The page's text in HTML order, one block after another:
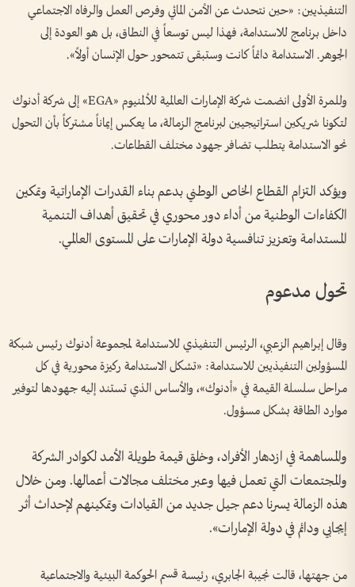
التنفيذيين: «حين نتحدث عن الأمن المائي وفرص العمل والرفاه الاجتماعي
داخل برنامج للاستدامة، فهذا ليس توسعاً في النطاق، بل هو العودة إلى
الجوهر. الاستدامة دائماً كانت وستبقى تتمحور حول الإنسان أولاً».
وللمرة الأولى انضمت شركة الإمارات العالمية للألمنيوم «EGA» إلى شركة أدنوك
لتكونا شريكين استراتيجيين لبرنامج الزمالة، ما يعكس إيماناً مشتركاً بأن التحول
نحو الاستدامة يتطلب تضافر جهود مختلف القطاعات.
ويؤكد التزام القطاع الخاص الوطني بدعم بناء القدرات الإماراتية وتمكين
الكفاءات الوطنية من أداء دور محوري في تحقيق أهداف التنمية
المستدامة وتعزيز تنافسية دولة الإمارات على المستوى العالمي.
تحول مدعوم
وقال إبراهيم الزعبي، الرئيس التنفيذي للاستدامة لمجموعة أدنوك رئيس شبكة
المسؤولين التنفيذيين للاستدامة: «تشكل الاستدامة ركيزة محورية في كل
مراحل سلسلة القيمة في «أدنوك»، والأساس الذي تستند إليه جهودها لتوفير
موارد الطاقة بشكل مسؤول.
والمساهمة في ازدهار الأفراد، وخلق قيمة طويلة الأمد لكوادر الشركة
والمجتمعات التي تعمل فيها وعبر مختلف مجالات أعمالها. ومن خلال
هذه الزمالة يسرنا دعم جيل جديد من القيادات وتمكينهم لإحداث أثر
إيجابي ودائم في دولة الإمارات».
من جهتها، قالت نجيبة الجابري، رئيسة قسم الحوكمة البيئية والاجتماعية